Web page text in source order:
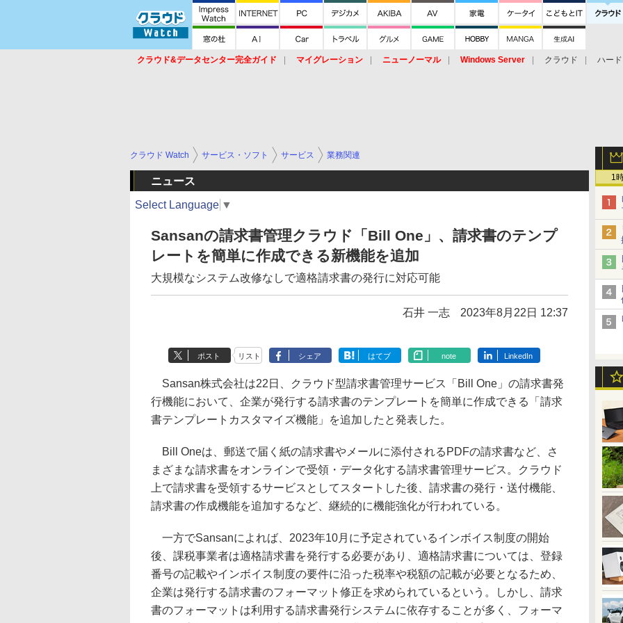
クラウド&データセンター完全ガイド マイグレーション ニューノーマル Windows Server クラウド
ハー
1
クラウド Watch サービス・ソフト サービス 業務関連
ニュース
Select Language ▼
Sansanの請求書管理クラウド「Bill One」、請求書のテンプ
レートを簡単に作成できる新機能を追加
大規模なシステム改修なしで適格請求書の発行に対応可能
石井 一志 2023年8月22日 12:37
ポスト リスト シェア はてブ note LinkedIn
Sansan株式会社は22日、クラウド型請求書管理サービス「Bill One」の請求書発
行機能において、企業が発行する請求書のテンプレートを簡単に作成できる「請求
書テンプレートカスタマイズ機能」を追加したと発表した。
Bill Oneは、郵送で届く紙の請求書やメールに添付されるPDFの請求書など、さ
まざまな請求書をオンラインで受領・データ化する請求書管理サービス。クラウド
上で請求書を受領するサービスとしてスタートした後、請求書の発行・送付機能、
請求書の作成機能を追加するなど、継続的に機能強化が行われている。
一方でSansanによれば、2023年10月に予定されているインボイス制度の開始
後、課税事業者は適格請求書を発行する必要があり、適格請求書については、登録
番号の記載やインボイス制度の要件に沿った税率や税額の記載が必要となるため、
企業は発行する請求書のフォーマット修正を求められているという。しかし、請求
書のフォーマットは利用する請求書発行システムに依存することが多く、フォーマ